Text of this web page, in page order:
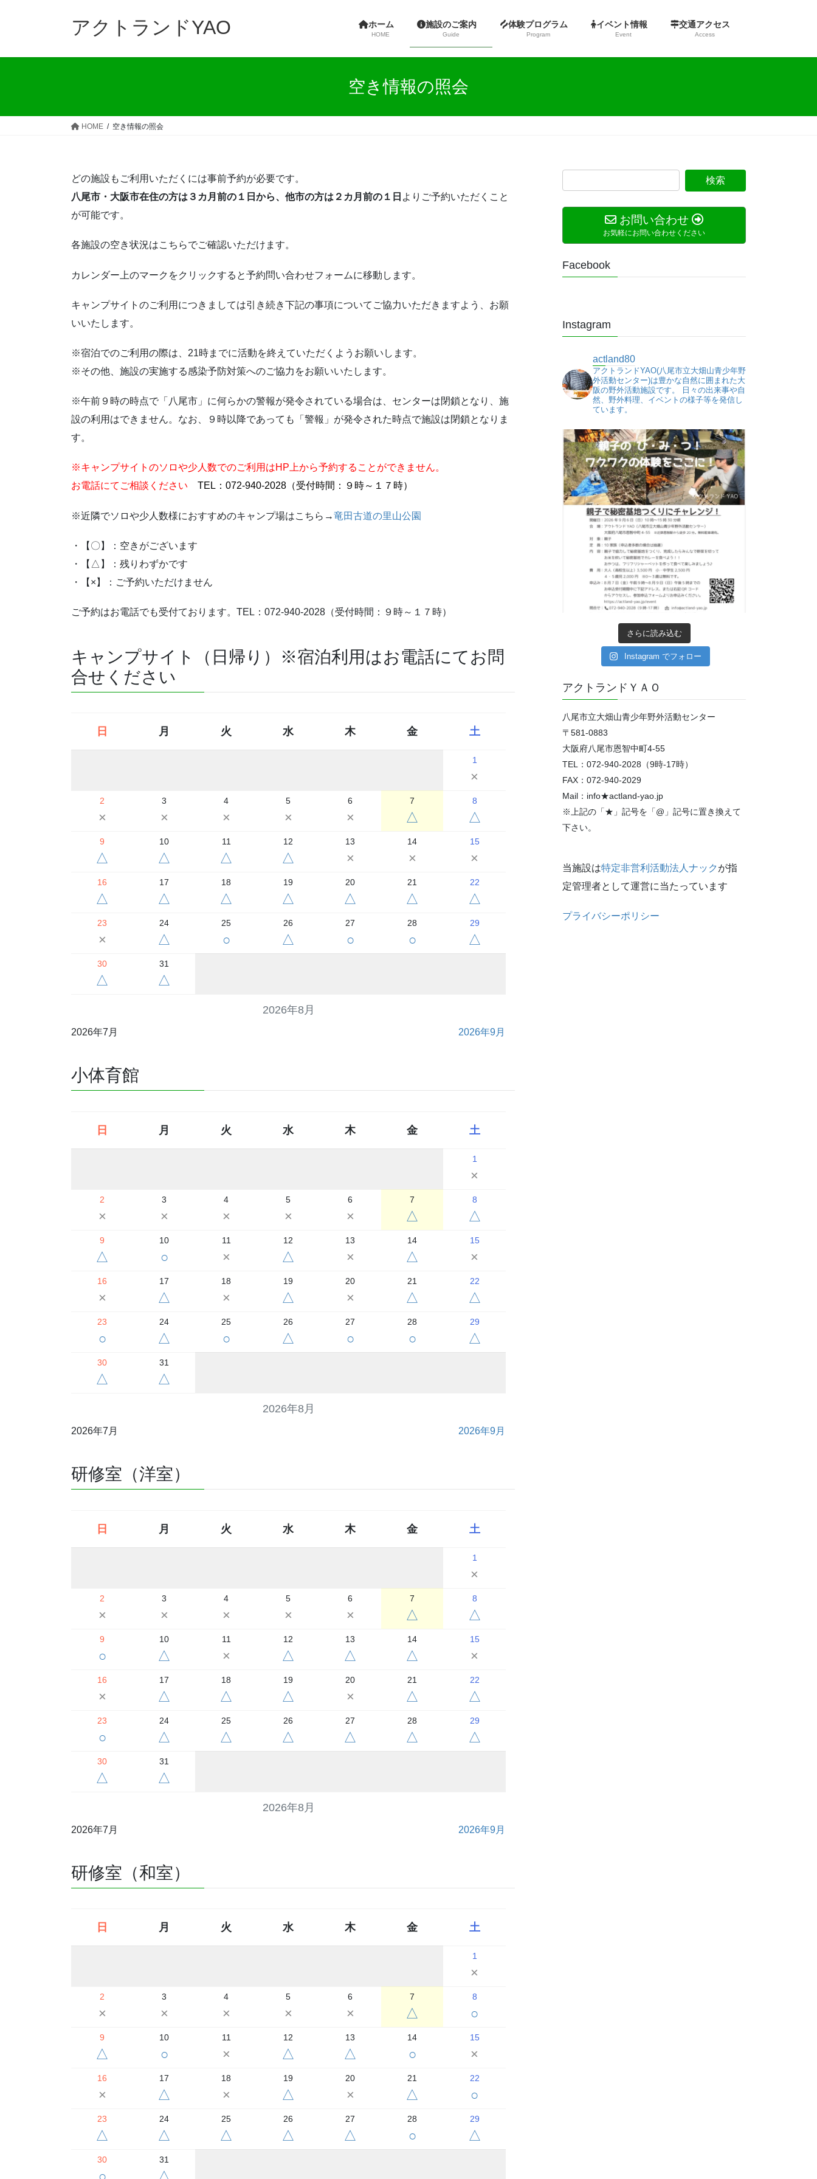
アクトランドYAO ホーム
HOME
施設のご案内
Guide
体験プログラム
Program
イベント情報
Event
交通アクセス
Access
空き情報の照会
HOME 空き情報の照会
どの施設もご利用いただくには事前予約が必要です。
八尾市・大阪市在住の方は３カ月前の１日から、他市の方は２カ月前の１日 よりご予約いただくこと
が可能です。
各施設の空き状況はこちらでご確認いただけます。
カレンダー上のマークをクリックすると予約問い合わせフォームに移動します。
キャンプサイトのご利用につきましては引き続き下記の事項についてご協力いただきますよう、お願
いいたします。
※宿泊でのご利用の際は、21時までに活動を終えていただくようお願いします。
※その他、施設の実施する感染予防対策へのご協力をお願いいたします。
※午前９時の時点で「八尾市」に何らかの警報が発令されている場合は、センターは閉鎖となり、施
設の利用はできません。なお、９時以降であっても「警報」が発令された時点で施設は閉鎖となりま
す。
※キャンプサイトのソロや少人数でのご利用はHP上から予約することができません。
お電話にてご相談ください TEL：072-940-2028（受付時間：９時～１７時）
※近隣でソロや少人数様におすすめのキャンプ場はこちら→竜田古道の里山公園
・【〇】：空きがございます
・【△】：残りわずかです
・【×】：ご予約いただけません
ご予約はお電話でも受付ております。TEL：072-940-2028（受付時間：９時～１７時）
キャンプサイト（日帰り）※宿泊利用はお電話にてお問
合せください
2026年8月
日 月 火 水 木 金 土
1
×
2
×
3
×
4
×
5
×
6
×
7
△
8
△
9
△
10
△
11
△
12
△
13
×
14
×
15
×
16
△
17
△
18
△
19
△
20
△
21
△
22
△
23
×
24
△
25
○
26
△
27
○
28
○
29
△
30
△
31
△
2026年7月 2026年9月
小体育館
2026年8月
日 月 火 水 木 金 土
1
×
2
×
3
×
4
×
5
×
6
×
7
△
8
△
9
△
10
○
11
×
12
△
13
×
14
△
15
×
16
×
17
△
18
×
19
△
20
×
21
△
22
△
23
○
24
△
25
○
26
△
27
○
28
○
29
△
30
△
31
△
2026年7月 2026年9月
研修室（洋室）
2026年8月
日 月 火 水 木 金 土
1
×
2
×
3
×
4
×
5
×
6
×
7
△
8
△
9
○
10
△
11
×
12
△
13
△
14
△
15
×
16
×
17
△
18
△
19
△
20
×
21
△
22
△
23
○
24
△
25
△
26
△
27
△
28
△
29
△
30
△
31
△
2026年7月 2026年9月
研修室（和室）
日 月 火 水 木 金 土
1
×
2
×
3
×
4
×
5
×
6
×
7
△
8
○
9
△
10
○
11
×
12
△
13
△
14
○
15
×
16
×
17
△
18
×
19
△
20
×
21
△
22
○
23
△
24
△
25
△
26
△
27
△
28
○
29
△
30 31
お問い合わせ
お気軽にお問い合わせください
Facebook
Instagram
actland80
アクトランドYAO(八尾市立大畑山青少年野
外活動センター)は豊かな自然に囲まれた大
阪の野外活動施設です。
日々の出来事や自
然、野外料理、イベントの様子等を発信し
ています。
さらに読み込む
Instagram でフォロー
アクトランドＹＡＯ
八尾市立大畑山青少年野外活動センター
〒581-0883
大阪府八尾市恩智中町4‐55
TEL：072-940-2028（9時-17時）
FAX：072-940-2029
Mail：info★actland-yao.jp
※上記の「★」記号を「@」記号に置き換えて
下さい。
当施設は特定非営利活動法人ナック が指
定管理者として運営に当たっています
プライバシーポリシー